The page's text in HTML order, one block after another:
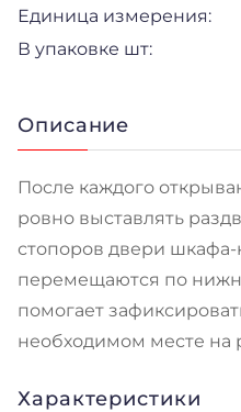
Единица измерения:
В упаковке шт:
Описание
После каждого
ровно выставлять
стопоров двери шкафа-
перемещаются по
помогает
необходимом месте на
Характеристики